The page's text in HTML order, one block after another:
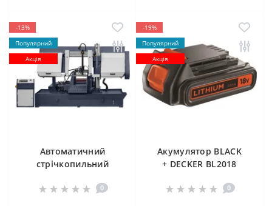
-13%
Популярний
Акція
Автоматичний
стрічкопильний
500SA
0
-19%
Популярний
Акція
Акумулятор BLACK
+ DECKER BL2018
0